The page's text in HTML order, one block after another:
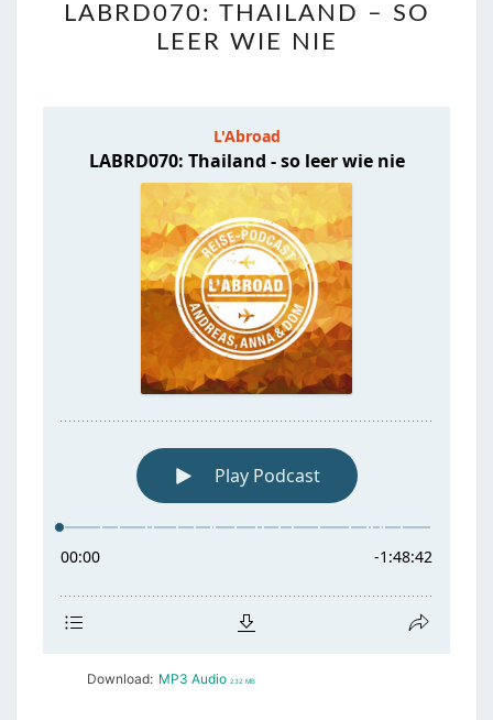
THAILAND
–
WIE
NIE
LABRD070: THAILAND – SO
LEER WIE NIE
Download: MP3 Audio 232 MB